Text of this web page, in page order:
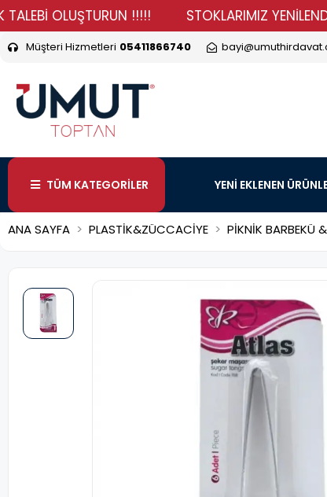
OLUŞTURUN !!!!! STOKLARIMIZ YENİLENDİ
Müşteri Hizmetleri 05411866740
TÜM KATEGORİLER YENİ EKLENEN
ANA SAYFA PLASTİK&ZÜCCACİYE PİKNİK BARBEKÜ